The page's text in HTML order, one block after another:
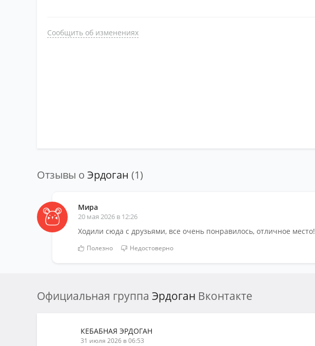
Сообщить об изменениях
Отзывы о Эрдоган (1)
Мира
20 мая 2026 в 12:26
Ходили сюда с друзьями, все очень понравилось, отличное место!
Полезно Недостоверно
Официальная группа Эрдоган Вконтакте
КЕБАБНАЯ ЭРДОГАН
31 июля 2026 в 06:53